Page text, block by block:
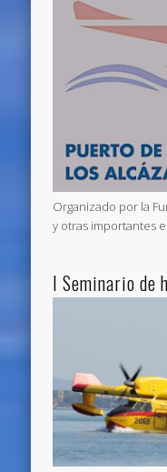
Organizado por la
y otras importantes
I Seminario de